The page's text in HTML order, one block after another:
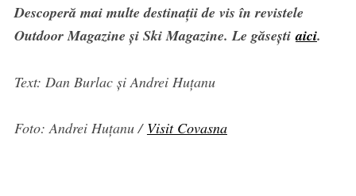
Descoperă mai multe destinații de vis în revistele
Outdoor Magazine și Ski Magazine. Le găseștiaici.
Text: Dan Burlac și Andrei Huțanu
Foto: Andrei Huțanu / Visit Covasna